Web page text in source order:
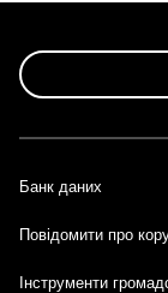
Footer
Банк даних
Повідомити про
Інструменти